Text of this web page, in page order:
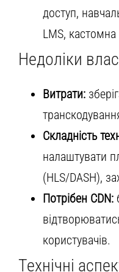
доступ,
LMS, кастомна
Недоліки
Витрати:
Складність
налаштувати
(HLS/DASH),
Потрібен CDN:
користувачів.
Технічні